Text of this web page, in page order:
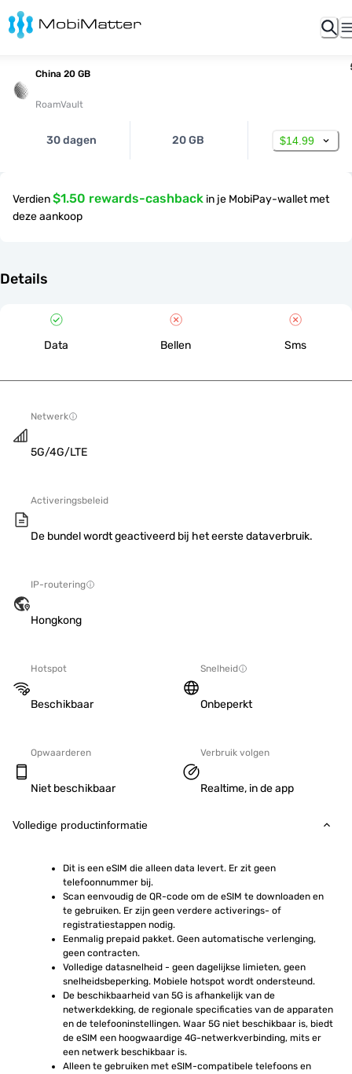
China 20 GB
RoamVault
30 dagen 20 GB $14.99
Verdien$1.50 rewards-cashback in je MobiPay-wallet met
deze aankoop
Details
Data Bellen Sms
Netwerk
5G/4G/LTE
Activeringsbeleid
De bundel wordt geactiveerd bij het eerste dataverbruik.
IP-routering
Hongkong
Hotspot
Beschikbaar
Snelheid
Onbeperkt
Opwaarderen
Niet beschikbaar
Verbruik volgen
Realtime, in de app
Volledige productinformatie
Dit is een eSIM die alleen data levert. Er zit geen
telefoonnummer bij.
Scan eenvoudig de QR-code om de eSIM te downloaden en
te gebruiken. Er zijn geen verdere activerings- of
registratiestappen nodig.
Eenmalig prepaid pakket. Geen automatische verlenging,
geen contracten.
Volledige datasnelheid - geen dagelijkse limieten, geen
snelheidsbeperking. Mobiele hotspot wordt ondersteund.
De beschikbaarheid van 5G is afhankelijk van de
netwerkdekking, de regionale specificaties van de apparaten
en de telefooninstellingen. Waar 5G niet beschikbaar is, biedt
de eSIM een hoogwaardige 4G-netwerkverbinding, mits er
een netwerk beschikbaar is.
Alleen te gebruiken met eSIM-compatibele telefoons en